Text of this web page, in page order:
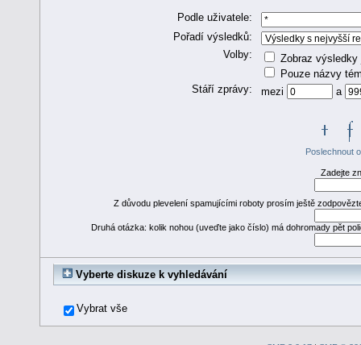
Podle uživatele:
Pořadí výsledků:
Volby:
Zobraz výsledky
Pouze názvy
Stáří zprávy:
mezi a
Poslechnout
Zadejte
Z důvodu plevelení spamujícími roboty prosím ještě
Druhá otázka: kolik nohou (uveďte jako číslo) má dohromady pět
Vyberte diskuze k vyhledávání
Vybrat vše